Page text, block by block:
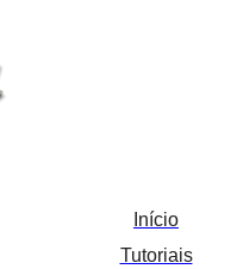
Início
Tutoriais